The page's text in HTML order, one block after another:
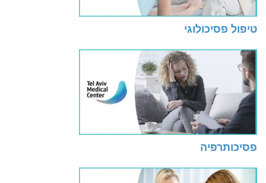
טיפול פסיכולוגי
פסיכותרפיה